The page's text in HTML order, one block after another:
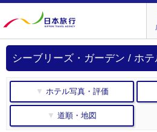
シーブリーズ・ガーデン / ホテ
▼ ホテル写真・評価
▼ 道順・地図